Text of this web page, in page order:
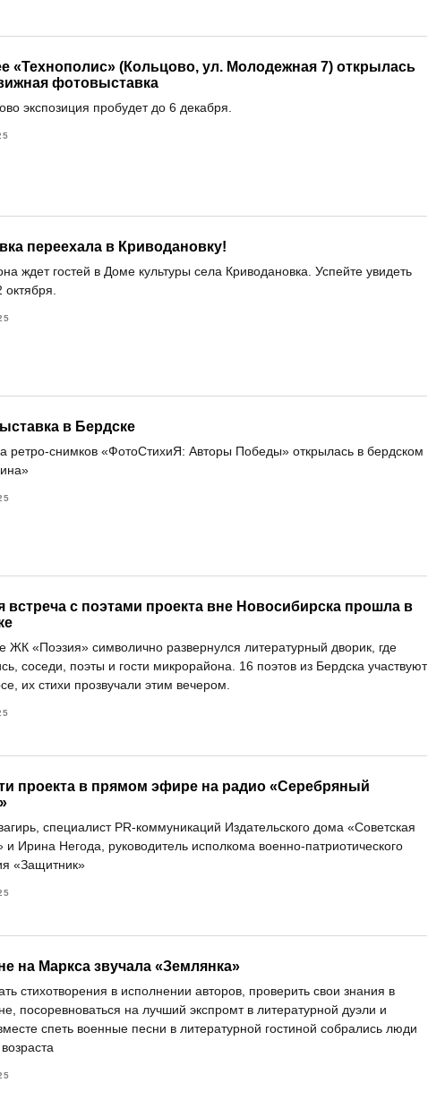
«Технополис» (Кольцово, ул. Молодежная 7) открылась
фотовыставка
экспозиция пробудет до 6 декабря.
переехала в Криводановку!
ждет гостей в Доме культуры села Криводановка. Успейте увидеть
в Бердске
ретро-снимков «ФотоСтихиЯ: Авторы Победы» открылась в бердском
встреча с поэтами проекта вне Новосибирска прошла в
ЖК «Поэзия» символично развернулся литературный дворик, где
соседи, поэты и гости микрорайона. 16 поэтов из Бердска участвуют
их стихи прозвучали этим вечером.
проекта в прямом эфире на радио «Серебряный
специалист PR-коммуникаций Издательского дома «Советская
и Ирина Негода, руководитель исполкома военно-патриотического
«Защитник»
на Маркса звучала «Землянка»
стихотворения в исполнении авторов, проверить свои знания в
посоревноваться на лучший экспромт в литературной дуэли и
спеть военные песни в литературной гостиной собрались люди